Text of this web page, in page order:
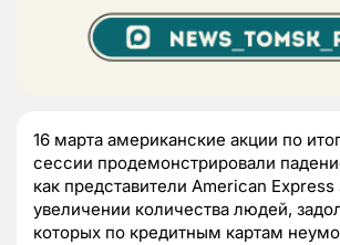
16 марта американские акции по
сессии продемонстрировали
как представители American Express
увеличении количества людей,
которых по кредитным картам